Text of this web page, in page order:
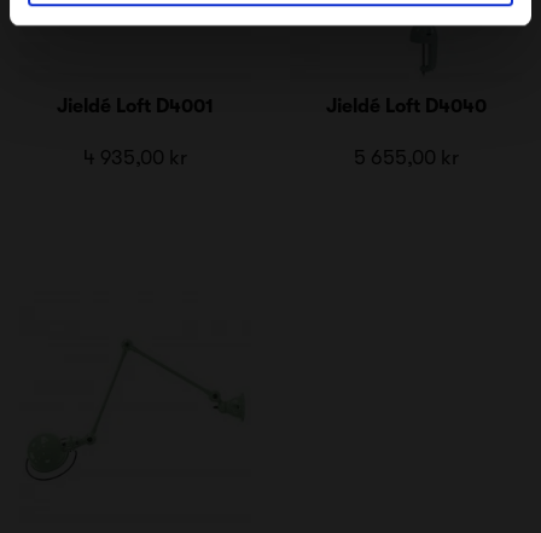
Jieldé Loft D4001
4 935,00 kr
Jieldé Loft D4040
5 655,00 kr